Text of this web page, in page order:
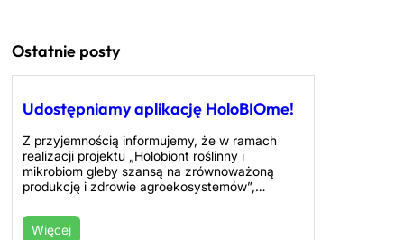
Ostatnie posty
Udostępniamy aplikację HoloBIOme!
Z przyjemnością informujemy, że w ramach
realizacji projektu „Holobiont roślinny i
mikrobiom gleby szansą na zrównoważoną
produkcję i zdrowie agroekosystemów”,…
Więcej